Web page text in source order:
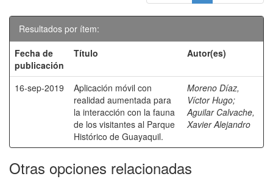
Resultados por ítem:
Fecha de
publicación
Título Autor(es)
16-sep-2019
Aplicación móvil con
realidad aumentada para
la interacción con la fauna
de los visitantes al Parque
Histórico de Guayaquil.
Moreno Díaz,
Víctor Hugo;
Aguilar Calvache,
Xavier Alejandro
Otras opciones relacionadas